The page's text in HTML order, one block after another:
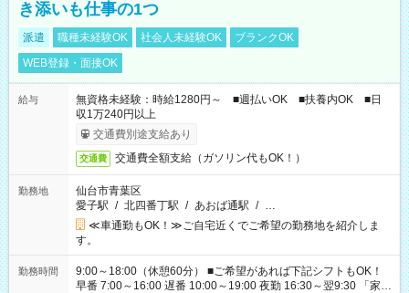
き添いも仕事の1つ
派遣 職種未経験OK 社会人未経験OK
ブランクOK
WEB登録・面接OK
給与
無資格未経験：時給1280円～ ■週払いOK ■扶養内OK ■日
収1万240円以上
交通費別途支給あり
交通費 交通費全額支給（ガソリン代もOK！）
勤務地
仙台市青葉区
愛子駅 / 北四番丁駅 / あおば通駅 / …
≪車通勤もOK！≫ご自宅近くでご希望の勤務地を紹介しま
す。
勤務時間
9:00～18:00（休憩60分） ■ご希望があれば下記シフトもOK！
早番 7:00～16:00 遅番 10:00～19:00 夜勤 16:30～翌9:30 「家族